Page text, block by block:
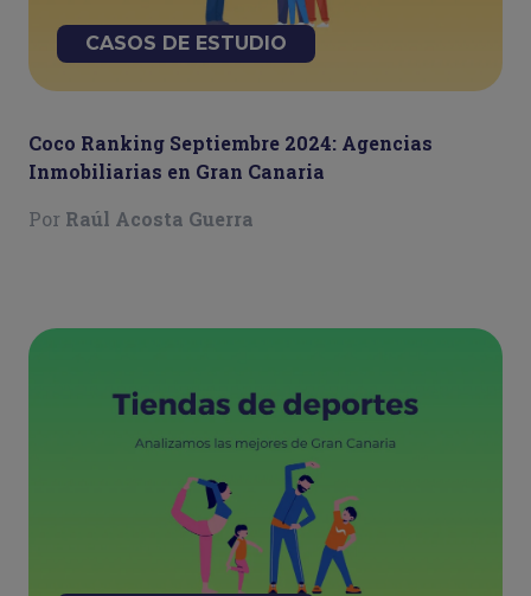
CASOS DE ESTUDIO
Coco Ranking Septiembre 2024: Agencias
Inmobiliarias en Gran Canaria
Por Raúl Acosta Guerra